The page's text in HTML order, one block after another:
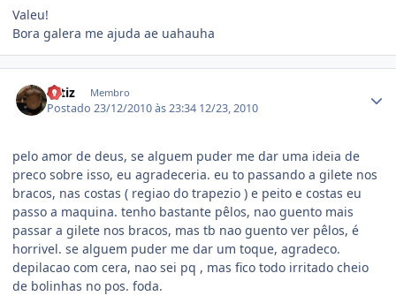
Valeu!
Bora galera me ajuda ae uahauha
ortiz Membro
Postado23/12/2010 às 23:34 12/23, 2010
pelo amor de deus, se alguem puder me dar uma ideia de
preco sobre isso, eu agradeceria. eu to passando a gilete nos
bracos, nas costas ( regiao do trapezio ) e peito e costas eu
passo a maquina. tenho bastante pêlos, nao guento mais
passar a gilete nos bracos, mas tb nao guento ver pêlos, é
horrivel. se alguem puder me dar um toque, agradeco.
depilacao com cera, nao sei pq , mas fico todo irritado cheio
de bolinhas no pos. foda.